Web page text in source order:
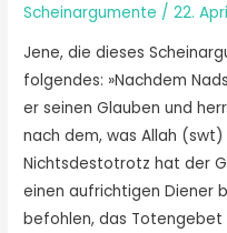
Scheinargumente /22.
Jene, die dieses
folgendes: »Nachdem
er seinen Glauben und
nach dem, was Allah
Nichtsdestotrotz hat der
einen aufrichtigen Diener
befohlen, das Totengebet